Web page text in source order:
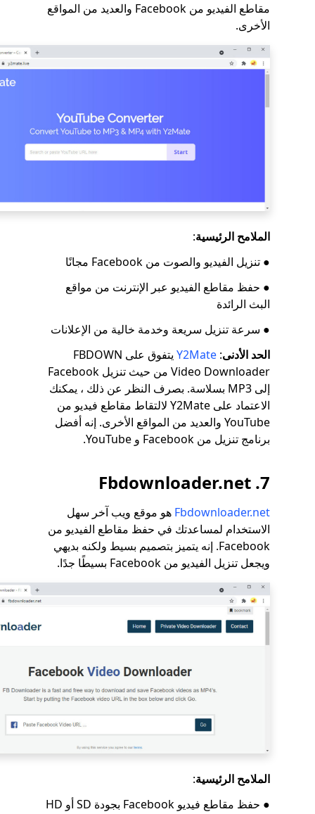
مقاطع الفيديو من Facebook والعديد من المواقع
الملامح الرئيسية:
● تنزيل الفيديو والصوت من Facebook مجانًا
● حفظ مقاطع الفيديو عبر الإنترنت من مواقع
البث الرائدة
● سرعة تنزيل سريعة وخدمة خالية من الإعلانات
الحد الأدنى:
Y2Mate
يتفوق على FBDOWN
Video Downloader من حيث تنزيل Facebook
إلى MP3 بسلاسة. بصرف النظر عن ذلك ، يمكنك
الاعتماد على Y2Mate لالتقاط مقاطع فيديو من
YouTube والعديد من المواقع الأخرى. إنه أفضل
برنامج تنزيل من Facebook و YouTube.
Fbdownloader.netهو موقع ويب آخر سهل
الاستخدام لمساعدتك في حفظ مقاطع الفيديو من
Facebook. إنه يتميز بتصميم بسيط ولكنه بديهي
ويجعل تنزيل الفيديو من Facebook بسيطًا جدًا.
الملامح الرئيسية:
● حفظ مقاطع فيديو Facebook بجودة SD أو HD